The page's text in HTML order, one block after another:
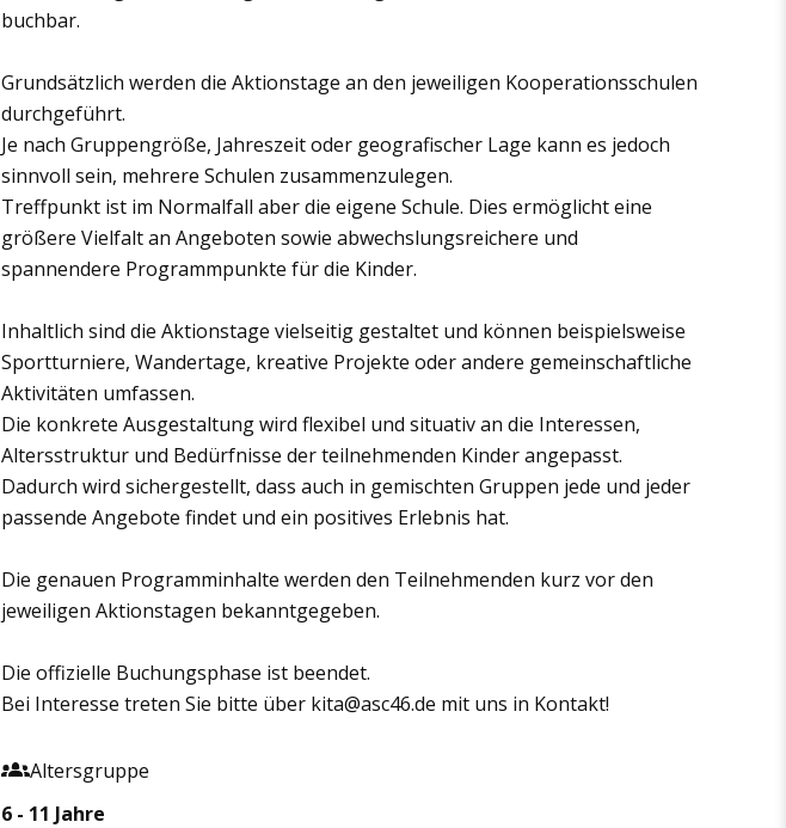
buchbar.
Grundsätzlich werden die Aktionstage an den jeweiligen Kooperationsschulen
durchgeführt.
Je nach Gruppengröße, Jahreszeit oder geografischer Lage kann es jedoch
sinnvoll sein, mehrere Schulen zusammenzulegen.
Treffpunkt ist im Normalfall aber die eigene Schule. Dies ermöglicht eine
größere Vielfalt an Angeboten sowie abwechslungsreichere und
spannendere Programmpunkte für die Kinder.
Inhaltlich sind die Aktionstage vielseitig gestaltet und können beispielsweise
Sportturniere, Wandertage, kreative Projekte oder andere gemeinschaftliche
Aktivitäten umfassen.
Die konkrete Ausgestaltung wird flexibel und situativ an die Interessen,
Altersstruktur und Bedürfnisse der teilnehmenden Kinder angepasst.
Dadurch wird sichergestellt, dass auch in gemischten Gruppen jede und jeder
passende Angebote findet und ein positives Erlebnis hat.
Die genauen Programminhalte werden den Teilnehmenden kurz vor den
jeweiligen Aktionstagen bekanntgegeben.
Die offizielle Buchungsphase ist beendet.
Bei Interesse treten Sie bitte über kita@asc46.de mit uns in Kontakt!
Altersgruppe
6 - 11 Jahre